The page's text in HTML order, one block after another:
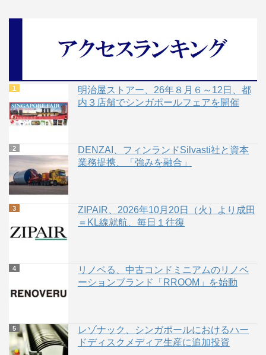
明治屋ストアー、26年８月６～12日、都
内３店舗でシンガポールフェアを開催
DENZAI、フィンランドSilvasti社と資本
業務提携、「強みを融合」
ZIPAIR、2026年10月20日（火）より成田
＝KL線就航、毎日１往復
リノベる、中古コンドミニアムのリノベ
ーションブランド「RROOM」を始動
レゾナック、シンガポールにおけるハー
ドディスクメディア生産に追加投資